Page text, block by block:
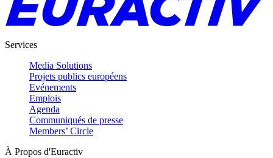
Services
Media Solutions
Projets publics européens
Evénements
Emplois
Agenda
Communiqués de presse
Members’ Circle
À Propos d'Euractiv